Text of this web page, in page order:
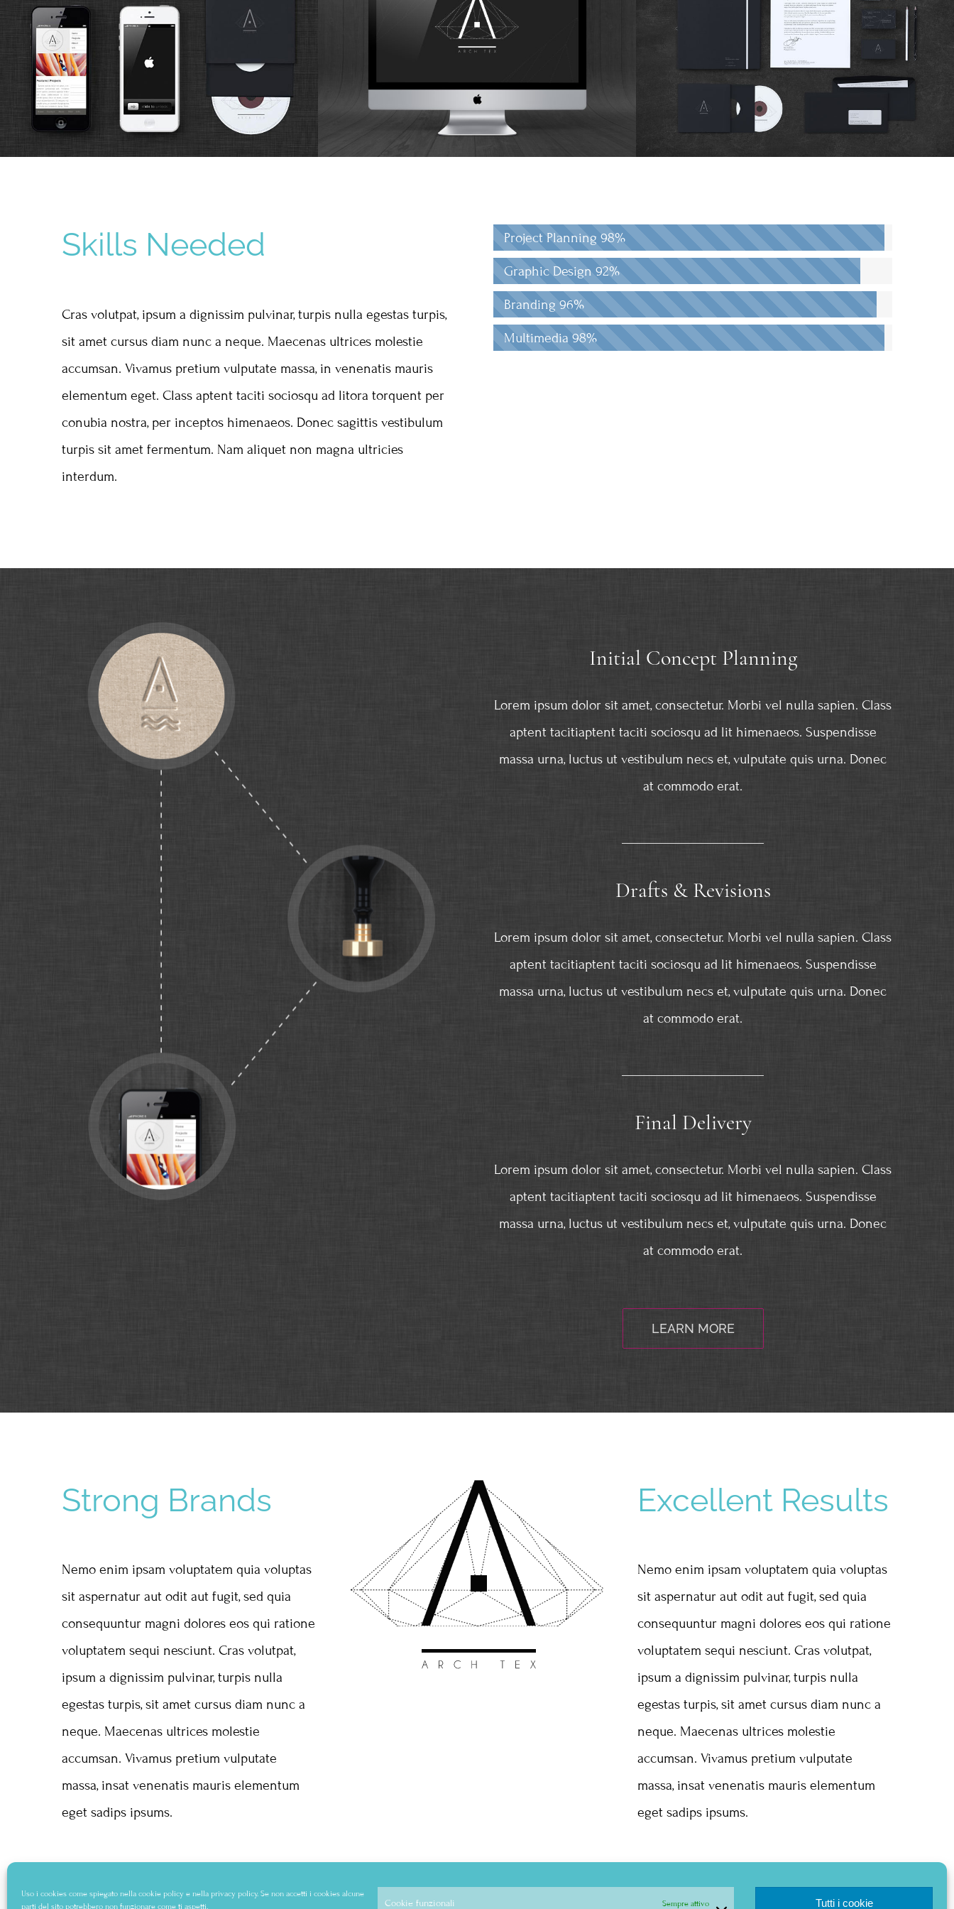
Uso i cookies come spiegato nella cookie policy e nella privacy policy. Se non accetti i cookies alcune
parti del sito potrebbero non funzionare come ti aspetti.
Cookie funzionali Sempre attivo Tutti i cookie
Skills Needed
Cras volutpat, ipsum a dignissim pulvinar, turpis nulla egestas turpis,
sit amet cursus diam nunc a neque. Maecenas ultrices molestie
accumsan. Vivamus pretium vulputate massa, in venenatis mauris
elementum eget. Class aptent taciti sociosqu ad litora torquent per
conubia nostra, per inceptos himenaeos. Donec sagittis vestibulum
turpis sit amet fermentum. Nam aliquet non magna ultricies
interdum.
Project Planning 98%
Graphic Design 92%
Branding 96%
Multimedia 98%
Initial Concept Planning
Lorem ipsum dolor sit amet, consectetur. Morbi vel nulla sapien. Class
aptent tacitiaptent taciti sociosqu ad lit himenaeos. Suspendisse
massa urna, luctus ut vestibulum necs et, vulputate quis urna. Donec
at commodo erat.
Drafts & Revisions
Lorem ipsum dolor sit amet, consectetur. Morbi vel nulla sapien. Class
aptent tacitiaptent taciti sociosqu ad lit himenaeos. Suspendisse
massa urna, luctus ut vestibulum necs et, vulputate quis urna. Donec
at commodo erat.
Final Delivery
Lorem ipsum dolor sit amet, consectetur. Morbi vel nulla sapien. Class
aptent tacitiaptent taciti sociosqu ad lit himenaeos. Suspendisse
massa urna, luctus ut vestibulum necs et, vulputate quis urna. Donec
at commodo erat.
LEARN MORE
Strong Brands
Nemo enim ipsam voluptatem quia voluptas
sit aspernatur aut odit aut fugit, sed quia
consequuntur magni dolores eos qui ratione
voluptatem sequi nesciunt. Cras volutpat,
ipsum a dignissim pulvinar, turpis nulla
egestas turpis, sit amet cursus diam nunc a
neque. Maecenas ultrices molestie
accumsan. Vivamus pretium vulputate
massa, insat venenatis mauris elementum
eget sadips ipsums.
Excellent Results
Nemo enim ipsam voluptatem quia voluptas
sit aspernatur aut odit aut fugit, sed quia
consequuntur magni dolores eos qui ratione
voluptatem sequi nesciunt. Cras volutpat,
ipsum a dignissim pulvinar, turpis nulla
egestas turpis, sit amet cursus diam nunc a
neque. Maecenas ultrices molestie
accumsan. Vivamus pretium vulputate
massa, insat venenatis mauris elementum
eget sadips ipsums.